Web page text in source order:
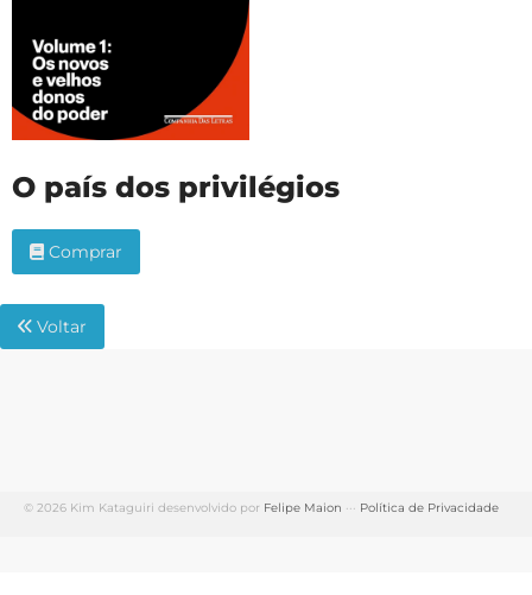
O país dos privilégios
Comprar
Voltar
© 2026 Kim Kataguiri desenvolvido por Felipe Maion ··· Política de Privacidade